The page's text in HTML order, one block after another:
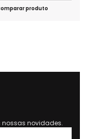
produto
nossas novidades.